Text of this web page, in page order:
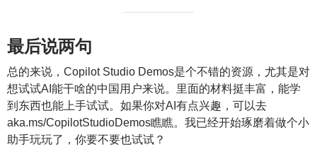
最后说两句
总的来说，Copilot Studio Demos是个不错的资源，尤其是对
想试试AI能干啥的中国用户来说。里面的材料挺丰富，能学
到东西也能上手试试。如果你对AI有点兴趣，可以去
aka.ms/CopilotStudioDemos瞧瞧。我已经开始琢磨着做个小
助手玩玩了，你要不要也试试？